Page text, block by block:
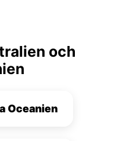
och
Oceanien